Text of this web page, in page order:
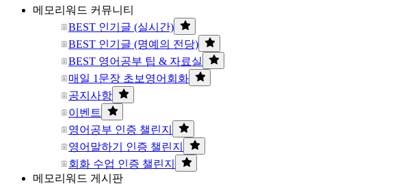
메모리워드 커뮤니티
BEST 인기글 (실시간)
BEST 인기글 (명예의 전당)
BEST 영어공부 팁 & 자료실
매일 1문장 초보영어회화
공지사항
이벤트
영어공부 인증 챌린지
영어말하기 인증 챌린지
회화 수업 인증 챌린지
메모리워드 게시판